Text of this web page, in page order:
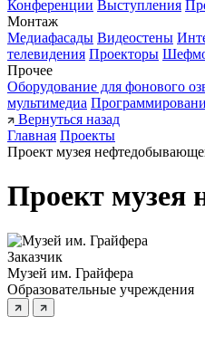
Конференции Выступления
Монтаж
Медиафасады Видеостены
телевидения Проекторы
Прочее
Оборудование для фонового
мультимедиа
Вернуться назад
Главная Проекты
Проект музея
Проект музея
Заказчик
Музей им. Грайфера
Образовательные учреждения